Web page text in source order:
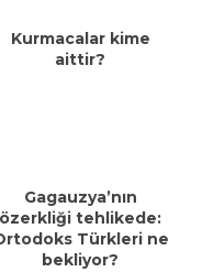
Kurmacalar kime
aittir?
Gagauzya’nın
özerkliği tehlikede:
Türkleri ne
bekliyor?